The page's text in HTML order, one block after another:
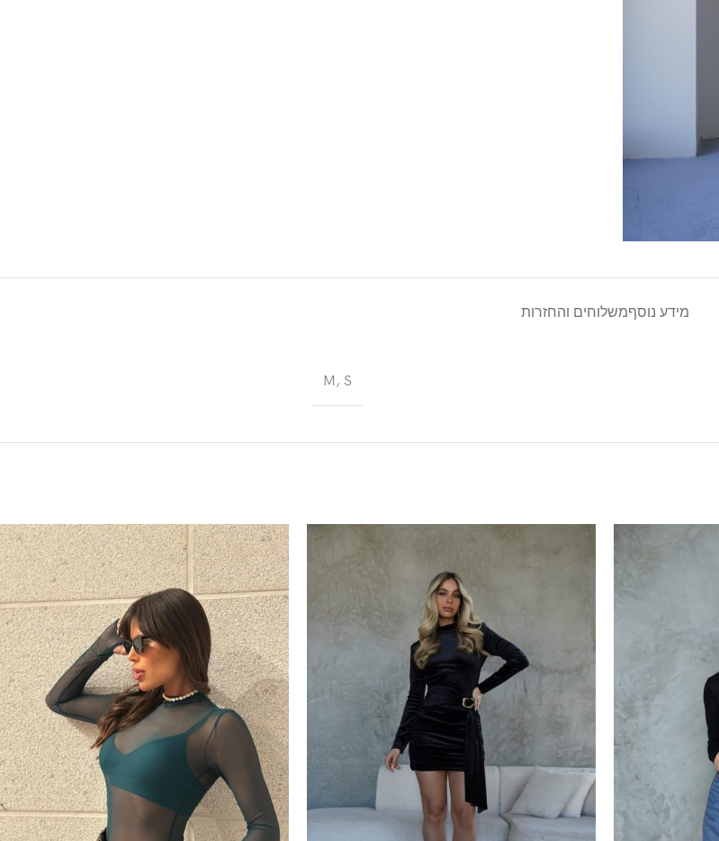
מידע נוסףמשלוחים והחזרות
M , S